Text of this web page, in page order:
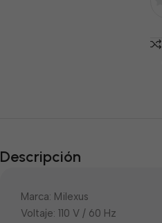
5
Descripción
Marca: Milexus
Voltaje: 110 V / 60 Hz